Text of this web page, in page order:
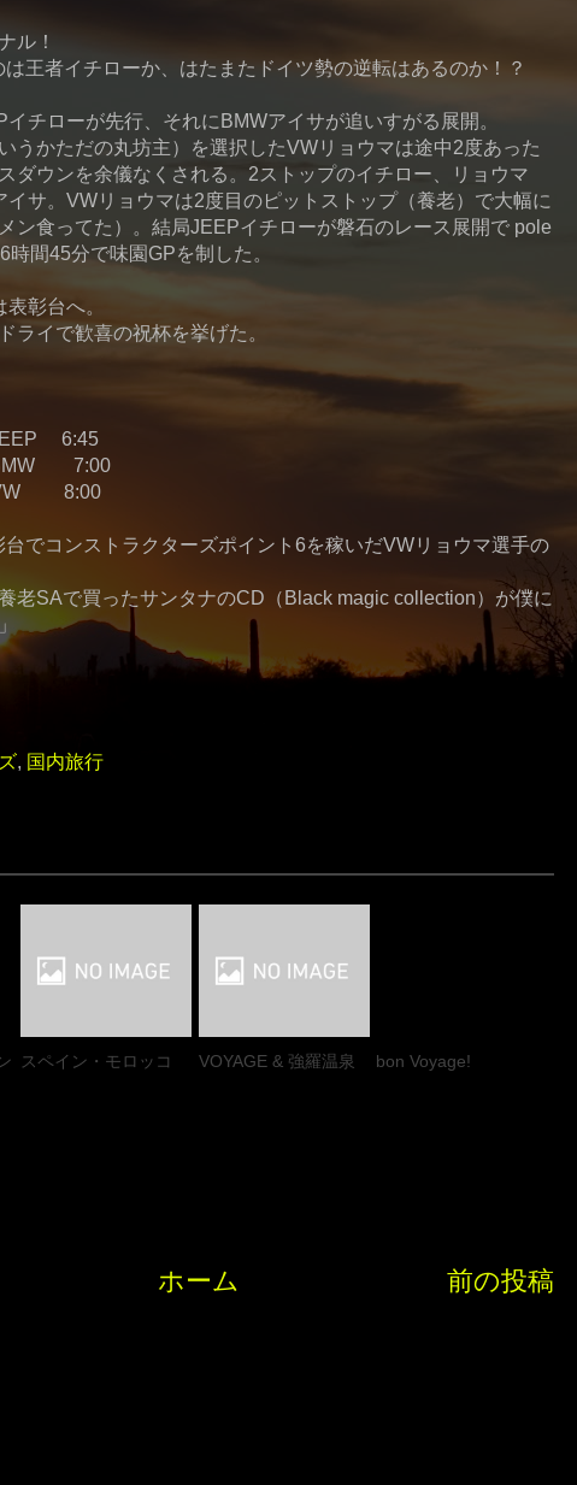
ル！
王者イチローか、はたまたドイツ勢の逆転はあるのか！？
チローが先行、それにBMWアイサが追いすがる展開。
うかただの丸坊主）を選択したVWリョウマは途中2度あった
ダウンを余儀なくされる。2ストップのイチロー、リョウマ
イサ。VWリョウマは2度目のピットストップ（養老）で大幅に
ン食ってた）。結局JEEPイチローが磐石のレース展開で pole
時間45分で味園GPを制した。
彰台へ。
ライで歓喜の祝杯を挙げた。
6:45
7:00
8:00
でコンストラクターズポイント6を稼いだVWリョウマ選手の
老SAで買ったサンタナのCD（Black magic collection）が僕に
, 国内旅行
スペイン・モロッコ VOYAGE & 強羅温泉 bon Voyage!
前の投稿
ホーム